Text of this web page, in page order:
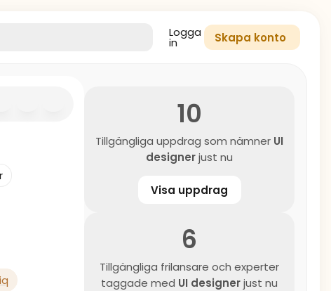
Logga
in Skapa konto
10
Tillgängliga uppdrag som nämner UI
designerjust nu
Visa uppdrag
6
Tillgängliga frilansare och experter
taggade med UI designerjust nu